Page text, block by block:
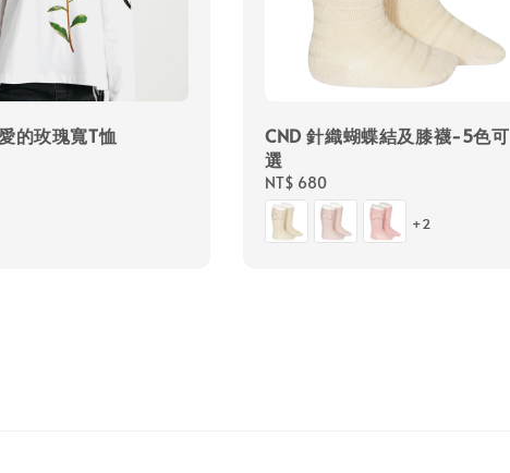
的玫瑰寬T恤
CND 針織蝴蝶結及膝襪-5色可
選
Regular
price
NT$ 680
+2